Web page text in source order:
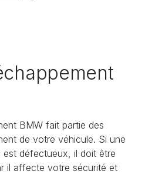
BMW fait partie des
de votre véhicule. Si une
défectueux, il doit être
il affecte votre sécurité et